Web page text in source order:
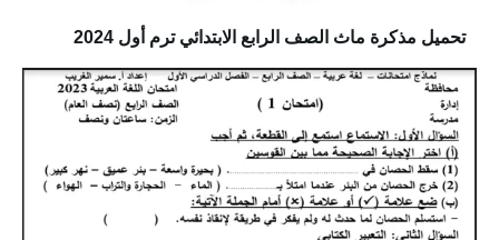
تحميل مذكرة ماث الصف الرابع الابتدائي ترم أول 2024